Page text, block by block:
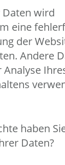
Daten wird
eine
der
Andere
haben
Daten?